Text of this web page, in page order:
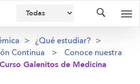
¿Qué estudiar?
Continua
Conoce nuestra
Curso Galenitos de Medicina